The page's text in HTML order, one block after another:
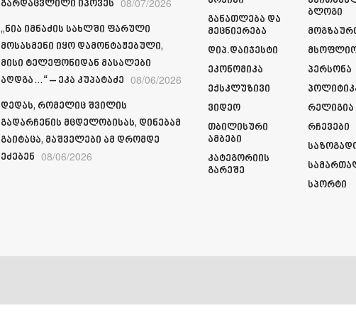
გარდაცვლილი იპოვეს 08/07/2026
„ნია იმნაძის სახლში ფარული
მოსასმენი იყო დამონტაჟებული,
მისი ტელეფონიდან მასალები
აღდგა…“ – ეკა კუპატაძე 08/06/2026
დედას, რომელიც შვილის
გადარჩენის მცდელობისას, დინებამ
გაიტაცა, მაშველები ამ დრომდე
ეძებენ 08/06/2026
Განათლება Და
Მეცნიერება
Დიპ.დაიჯესტი
Ეკონომიკა
Ექსკლუზივი
Ვიდეო
Თბილისური
Ამბები
Კატეგორიის
Გარეშე
Ბლოგი
Პერსონა
Რელიგია
Რჩევები
Სპორტი